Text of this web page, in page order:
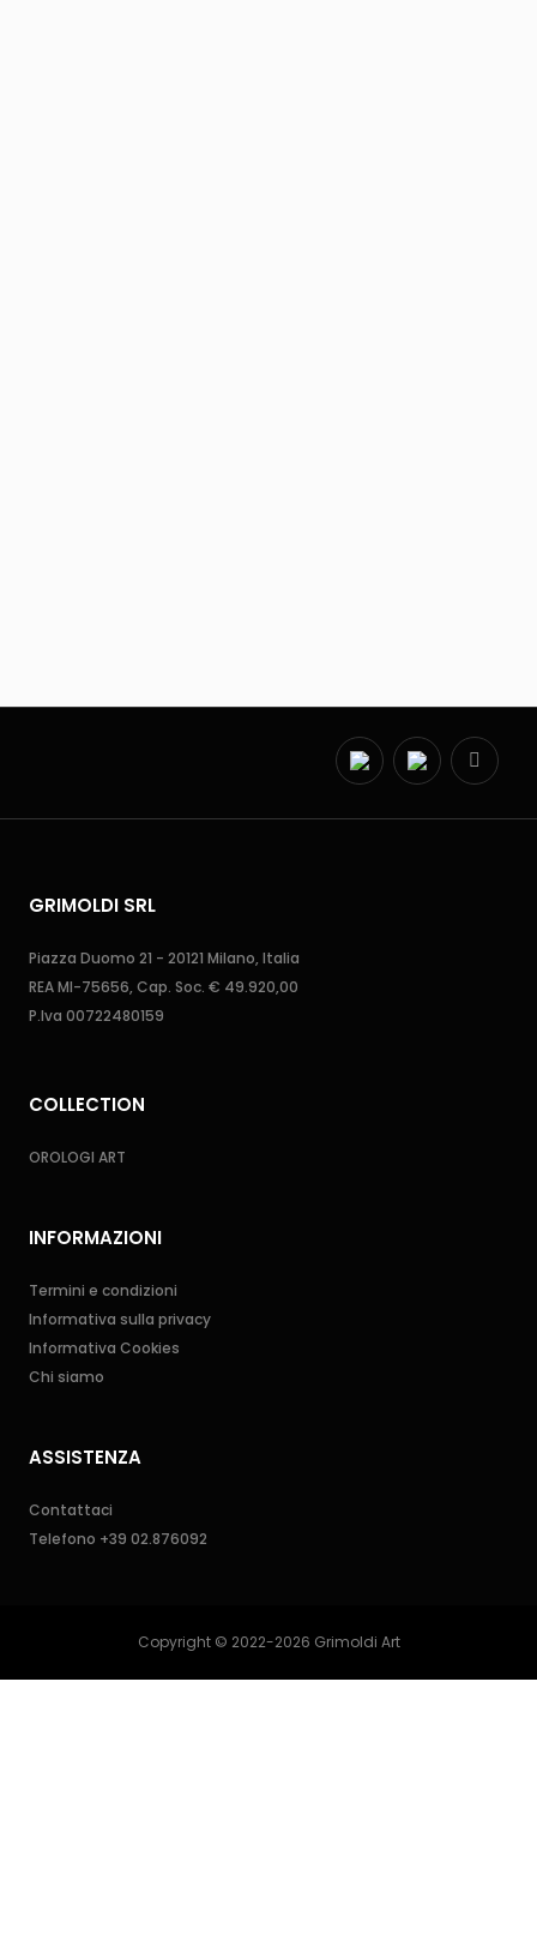
GRIMOLDI SRL
Piazza Duomo 21 - 20121 Milano, Italia
REA MI-75656, Cap. Soc. € 49.920,00
P.Iva 00722480159
COLLECTION
OROLOGI ART
INFORMAZIONI
Termini e condizioni
Informativa sulla privacy
Informativa Cookies
Chi siamo
ASSISTENZA
Contattaci
Telefono +39 02.876092
Copyright © 2022-2026 Grimoldi Art